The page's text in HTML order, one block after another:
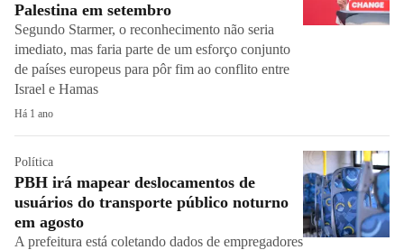
Palestina em setembro
Segundo Starmer, o reconhecimento não seria
imediato, mas faria parte de um esforço conjunto
de países europeus para pôr fim ao conflito entre
Israel e Hamas
Há 1 ano
Política
PBH irá mapear deslocamentos de
usuários do transporte público noturno
em agosto
A prefeitura está coletando dados de empregadores